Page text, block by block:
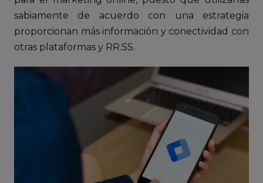
sabiamente de acuerdo con una estrategia
proporcionan más información y conectividad con
otras plataformas y RR.SS.